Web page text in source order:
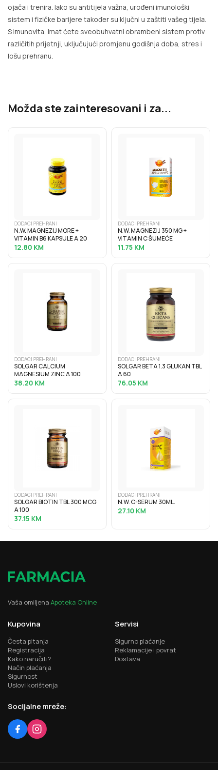
ojača i trenira. Iako su antitijela važna, urođeni imunološki
sistem i fizičke barijere također su ključni u zaštiti vašeg tijela.
S Imunovita, imat ćete sveobuhvatni obrambeni sistem protiv
različitih prijetnji, uključujući promjenu godišnja doba, stres i
lošu prehranu.
Možda ste zainteresovani i za...
DODACI PREHRANI
N.W. MAGNEZIJ MORE +
VITAMIN B6 KAPSULE A 20
12.80 KM
DODACI PREHRANI
N.W. MAGNEZIJ 350 MG +
VITAMIN C ŠUMEĆE
11.75 KM
DODACI PREHRANI
SOLGAR CALCIUM
MAGNESIUM ZINC A 100
38.20 KM
DODACI PREHRANI
SOLGAR BETA 1.3 GLUKAN TBL
A 60
76.05 KM
DODACI PREHRANI
SOLGAR BIOTIN TBL 300 MCG
A 100
37.15 KM
DODACI PREHRANI
N.W. C-SERUM 30ML.
27.10 KM
Vaša omiljena Apoteka Online
Kupovina
Česta pitanja
Registracija
Kako naručiti?
Način plaćanja
Sigurnost
Uslovi korištenja
Servisi
Sigurno plaćanje
Reklamacije i povrat
Dostava
Socijalne mreže: